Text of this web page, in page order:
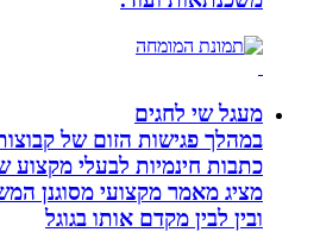
מעגל שי לחגים
במהלך פגישות הזום של קבוצות
כתבות חינמיות לבעלי מקצוע
מציג מאמר מקצועי מסוגנן המשקף
ובין לבין מקדם אותו בגוגל